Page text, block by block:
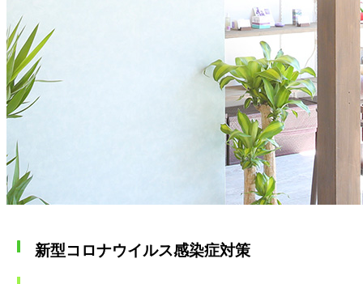
新型コロナウイルス感染症対策